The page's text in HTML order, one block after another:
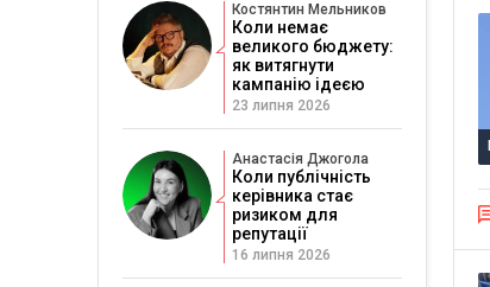
Костянтин Мельников
Коли немає
великого бюджету:
як витягнути
кампанію ідеєю
23 липня 2026
Анастасія Джогола
Коли публічність
керівника стає
ризиком для
репутації
16 липня 2026